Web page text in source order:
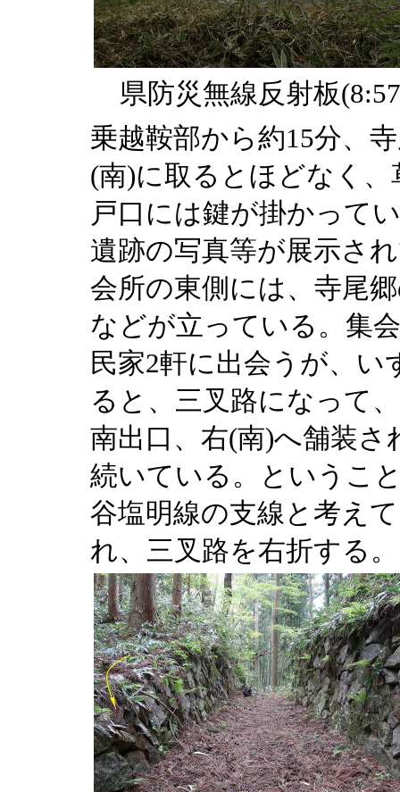
県防災無線反射板
乗越鞍部から約15分、
(南)に取るとほどなく
戸口には鍵が掛かって
遺跡の写真等が展示さ
会所の東側には、寺尾
などが立っている。集
民家2軒に出会うが、
ると、三叉路になって
南出口、右(南)へ舗装さ
続いている。というこ
谷塩明線の支線と考え
れ、三叉路を右折する。